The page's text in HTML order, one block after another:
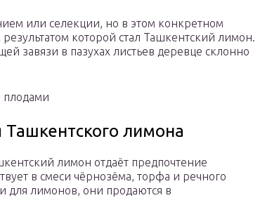
или селекции, но в этом конкретном
которой стал Ташкентский лимон.
завязи в пазухах листьев деревце склонно
плодами
лимона
лимон отдаёт предпочтение
в смеси чёрнозёма, торфа и речного
для лимонов, они продаются в